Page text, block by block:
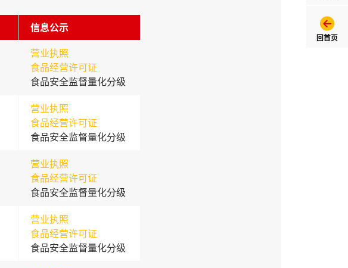
回首页
信息公示
营业执照
食品经营许可证
食品安全监督量化分级
营业执照
食品经营许可证
食品安全监督量化分级
营业执照
食品经营许可证
食品安全监督量化分级
营业执照
食品经营许可证
食品安全监督量化分级